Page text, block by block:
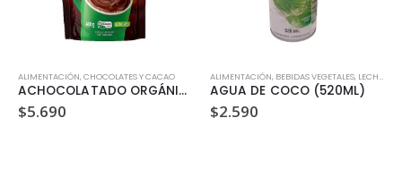
ALIMENTACIÓN,CHOCOLATES Y CACAO
ACHOCOLATADO ORGÁNICO (400GR)
$5.690
ALIMENTACIÓN, BEBIDAS VEGETALES, LECHES Y JUGOS
AGUA DE COCO (520ML)
$2.590